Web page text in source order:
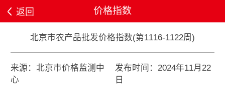
返回 价格指数
北京市农产品批发价格指数(第1116-1122周)
来源：北京市价格监测中
心
发布时间：2024年11月22
日